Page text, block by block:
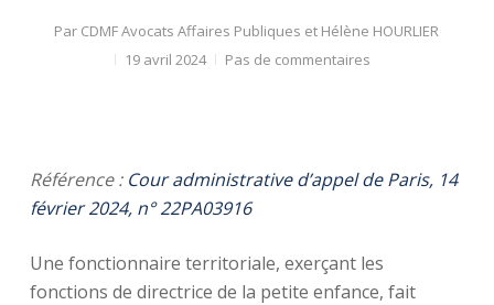
Par CDMF Avocats Affaires Publiques et Hélène HOURLIER
19 avril 2024
Pas de commentaires
Référence : Cour administrative d’appel de Paris, 14
février 2024, n° 22PA03916
Une fonctionnaire territoriale, exerçant les
fonctions de directrice de la petite enfance, fait